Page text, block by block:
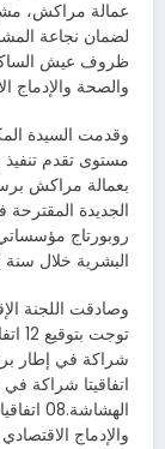
عمالة مراكش،
لضمان نجاعة
ظروف عيش
والصحة والإدماج
وقدمت السيدة
مستوى تقدم تنفيذ
الجديدة
روبورتاج مؤسساتي
البشرية خلال سنة 2025 على مستوى العمالة.
وصادقت اللجنة
اتفاقيتا شراكة
والإدماج